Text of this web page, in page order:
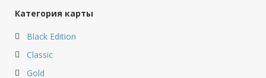
Категория карты
Black Edition
Classic
Gold